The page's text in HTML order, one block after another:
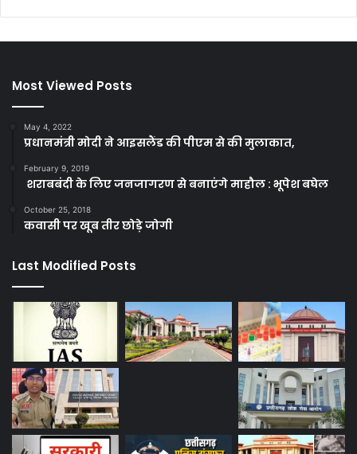
Most Viewed Posts
May 4, 2022
प्रधानमंत्री मोदी ने आइसलैंड की पीएम से की मुलाकात,
February 9, 2019
शराबबंदी के लिए जनजागरण से बनाएंगे माहौल : भूपेश बघेल
October 25, 2018
कवासी पर खूब तीर छोड़े जोगी
Last Modified Posts